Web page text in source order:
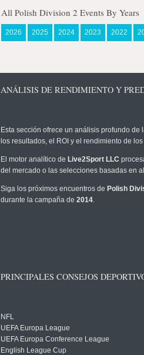
All Polish Division 2 Events By Years
2026 2025 2024 2023 2022
ANÁLISIS DE RENDIMIENTO Y
Esta sección ofrece un análisis profundo
los resultados, el ROI y el rendimiento de
El motor analítico de Live2Sport LLC
del mercado o las selecciones basadas en
Siga los próximos encuentros de Polish
durante la campaña de 2014.
PRINCIPALES CONSEJOS
NFL
UEFA Europa League
UEFA Europa Conference League
English League Cup